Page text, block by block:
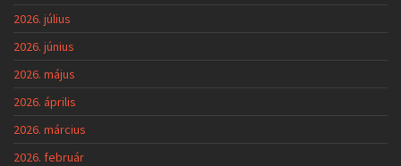
2026. július
2026. június
2026. május
2026. április
2026. március
2026. február